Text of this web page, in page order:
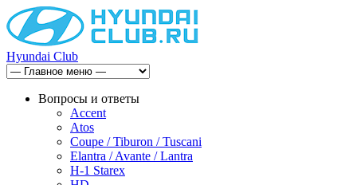
Hyundai Club
Вопросы и ответы
Accent
Atos
Coupe / Tiburon / Tuscani
Elantra / Avante / Lantra
H-1 Starex